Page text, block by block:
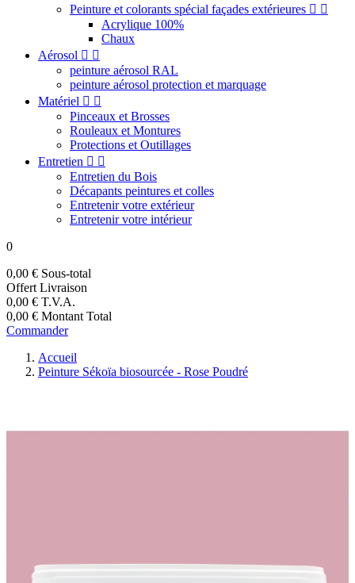
Peinture et colorants spécial façades extérieures  
Acrylique 100%
Chaux
Aérosol  
peinture aérosol RAL
peinture aérosol protection et marquage
Matériel  
Pinceaux et Brosses
Rouleaux et Montures
Protections et Outillages
Entretien  
Entretien du Bois
Décapants peintures et colles
Entretenir votre extérieur
Entretenir votre intérieur
0
0,00 € Sous-total
Offert Livraison
0,00 € T.V.A.
0,00 € Montant Total
Commander
Accueil
Peinture Sékoïa biosourcée - Rose Poudré